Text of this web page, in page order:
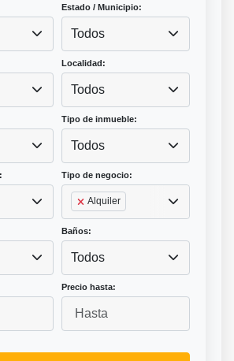
Estado / Municipio:
Todos
Localidad:
Todos
Tipo de inmueble:
Todos
Tipo de negocio:
Alquiler
Baños:
Todos
Precio hasta: